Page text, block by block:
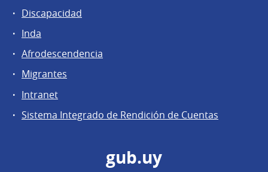
Discapacidad
Inda
Afrodescendencia
Migrantes
Intranet
Sistema Integrado de Rendición de Cuentas
gub.uy